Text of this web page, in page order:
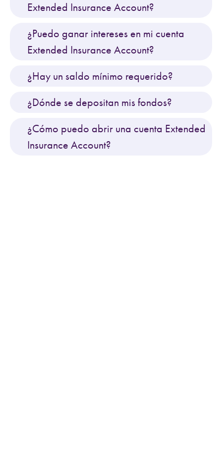
Extended Insurance Account?
¿Puedo ganar intereses en mi cuenta
Extended Insurance Account?
¿Hay un saldo mínimo requerido?
¿Dónde se depositan mis fondos?
¿Cómo puedo abrir una cuenta Extended
Insurance Account?